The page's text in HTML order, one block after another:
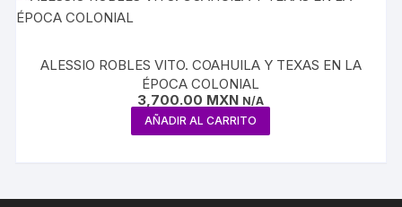
ALESSIO ROBLES VITO. COAHUILA Y TEXAS EN LA
ÉPOCA COLONIAL
3,700.00 MXN N/A
AÑADIR AL CARRITO